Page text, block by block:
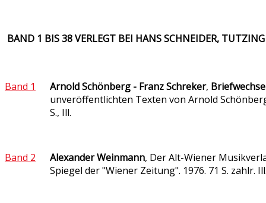
BAND 1 BIS 38 VERLEGT BEI HANS SCHNEIDER, TUTZING
Band 1 Arnold Schönberg - Franz Schreker,
unveröffentlichten Texten von Arnold
S., Ill.
Band 2 Alexander Weinmann, Der Alt-Wiener
Spiegel der "Wiener Zeitung". 1976. 71 S. zahlr.